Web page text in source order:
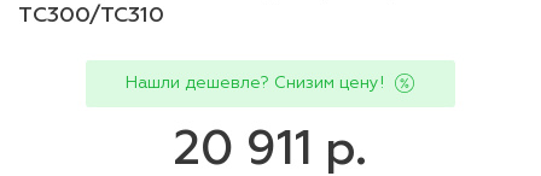
TС300/TC310
Нашли дешевле? Снизим цену!
20 911 р.